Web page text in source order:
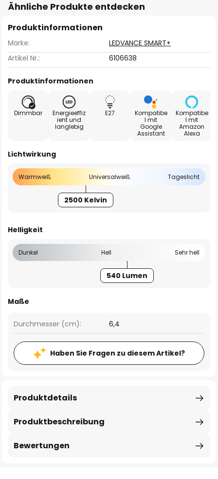
Ähnliche Produkte entdecken
Produktinformationen
Marke:
LEDVANCE SMART+
Artikel Nr.:
6106638
Produktinformationen
Dimmbar
Energieeffiz
ient und
langlebig
E27
Kompatibe
l mit
Google
Assistant
Kompatibe
l mit
Amazon
Alexa
Lichtwirkung
Warmweiß Universalweiß Tageslicht
2500 Kelvin
Helligkeit
Dunkel Hell Sehr hell
540 Lumen
Maße
Durchmesser (cm): 6,4
Haben Sie Fragen zu diesem Artikel?
Produktbeschreibung
Produktdetails
Bewertungen